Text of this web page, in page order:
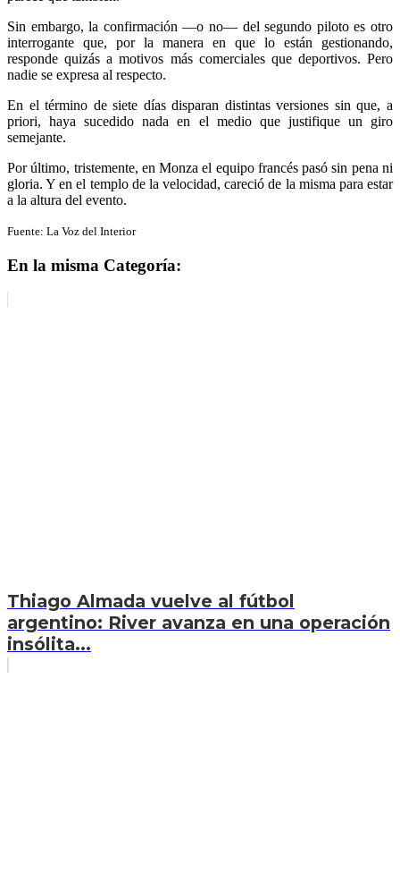
Sin embargo, la confirmación —o no— del segundo piloto es otro
interrogante que, por la manera en que lo están gestionando,
responde quizás a motivos más comerciales que deportivos. Pero
nadie se expresa al respecto.
En el término de siete días disparan distintas versiones sin que, a
priori, haya sucedido nada en el medio que justifique un giro
semejante.
Por último, tristemente, en Monza el equipo francés pasó sin pena ni
gloria. Y en el templo de la velocidad, careció de la misma para estar
a la altura del evento.
Fuente: La Voz del Interior
En la misma Categoría:
Thiago Almada vuelve al fútbol
argentino: River avanza en una operación
insólita...